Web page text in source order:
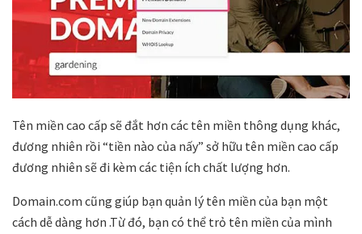
Tên miền cao cấp sẽ đắt hơn các tên miền thông dụng khác,
đương nhiên rồi “tiền nào của nấy” sở hữu tên miền cao cấp
đương nhiên sẽ đi kèm các tiện ích chất lượng hơn.
Domain.com cũng giúp bạn quản lý tên miền của bạn một
cách dễ dàng hơn .Từ đó, bạn có thể trỏ tên miền của mình